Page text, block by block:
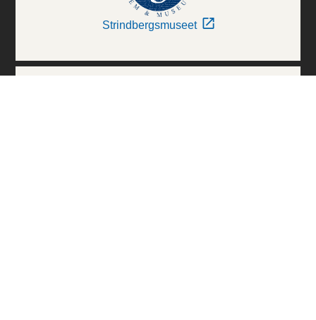
Strindbergsmuseet